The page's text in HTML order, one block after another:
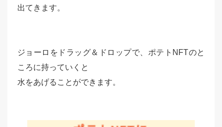
出てきます。
ジョーロをドラッグ＆ドロップで、ポテトNFTのと
ころに持っていくと
水をあげることができます。